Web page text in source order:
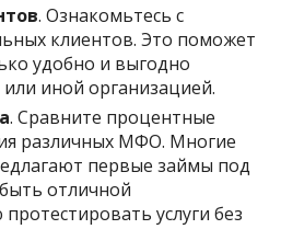
. Ознакомьтесь с
клиентов. Это поможет
удобно и выгодно
или иной организацией.
. Сравните процентные
различных МФО. Многие
первые займы под
отличной
услуги без